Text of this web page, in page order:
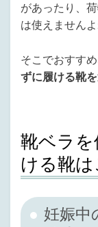
があったり、
は使えませんよ
そこでおすすめ
ずに履ける靴
靴ベラ
ける靴
妊娠中